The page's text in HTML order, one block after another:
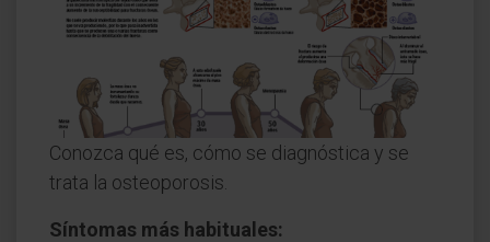
Conozca qué es, cómo se diagnóstica y se
trata la osteoporosis.
Síntomas más habituales: